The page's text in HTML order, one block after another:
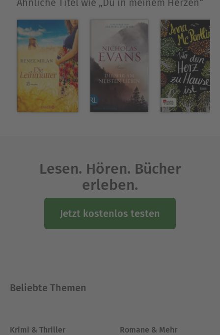
Ähnliche Titel wie „Du in meinem Herzen“
Lesen. Hören. Bücher
erleben.
Jetzt kostenlos testen
Beliebte Themen
Krimi & Thriller Romane & Mehr